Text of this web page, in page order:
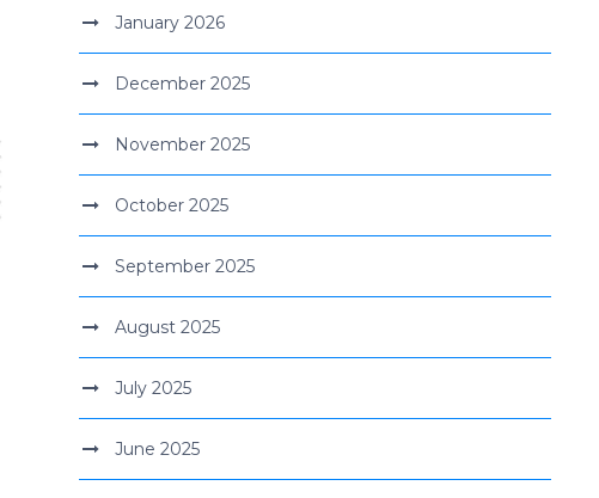
January 2026
December 2025
November 2025
October 2025
September 2025
August 2025
July 2025
June 2025